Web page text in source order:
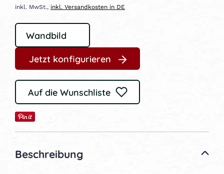
inkl. MwSt., inkl. Versandkosten in DE
Jetzt konfigurieren
Auf die Wunschliste
Beschreibung